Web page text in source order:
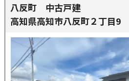
八反町 中古戸建
高知県高知市八反町２丁目9